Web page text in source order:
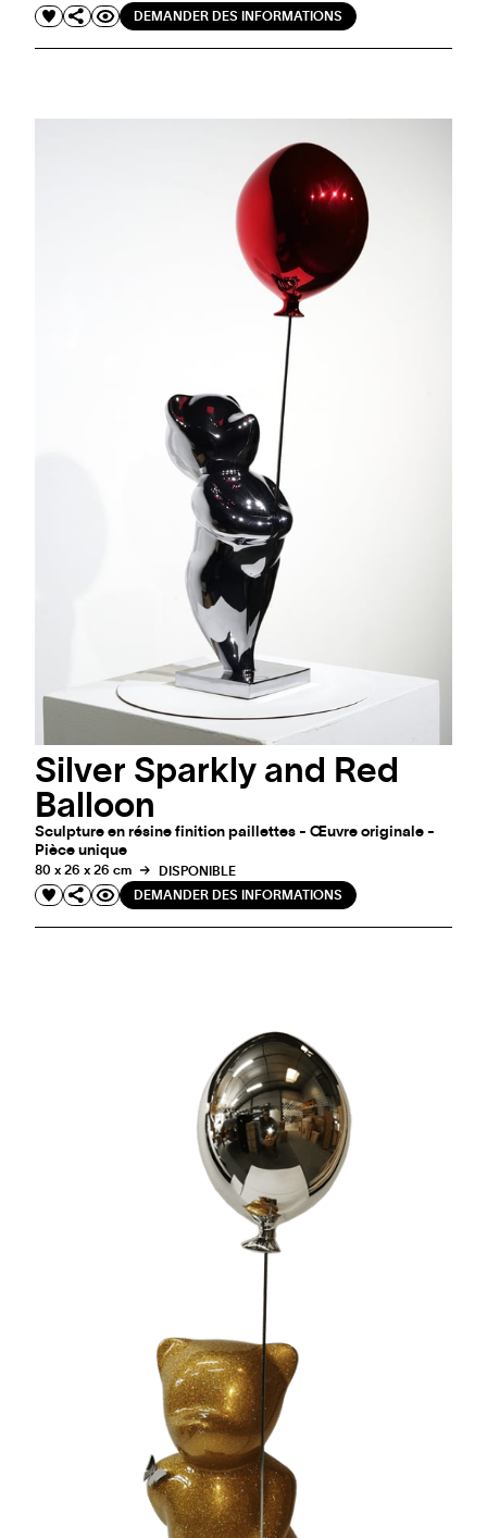
DEMANDER DES INFORMATIONS
Silver Sparkly and Red
Balloon
Sculpture en résine finition paillettes - Œuvre originale -
Pièce unique
80 x 26 x 26 cm
DISPONIBLE
DEMANDER DES INFORMATIONS